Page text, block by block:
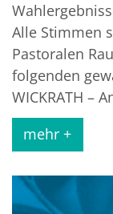
Alle Stimmen
Pastoralen
folgenden
WICKRATH –
mehr +